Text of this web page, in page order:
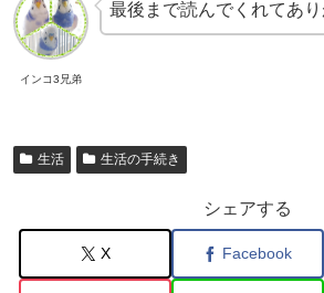
インコ3兄弟
最後まで読んでくれてあり
生活 生活の手続き
シェアする
X Facebook